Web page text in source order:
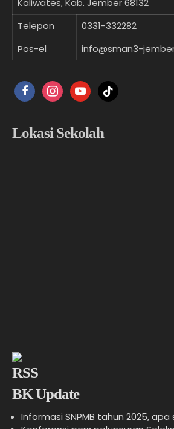
Telepon
0331-332282
Pos-el
info@sman3-
facebookinstagramyoutubetiktok
Lokasi Sekolah
BK Update
Informasi SNPMB tahun 2025,